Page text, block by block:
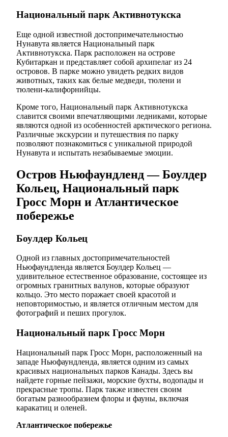
Национальный парк Активнотукска
Еще одной известной достопримечательностью
Нунавута является Национальный парк
Активнотукска. Парк расположен на острове
Кубитаркан и представляет собой архипелаг из 24
островов. В парке можно увидеть редких видов
животных, таких как белые медведи, тюлени и
тюлени-калифорнийцы.
Кроме того, Национальный парк Активнотукска
славится своими впечатляющими ледниками, которые
являются одной из особенностей арктического региона.
Различные экскурсии и путешествия по парку
позволяют познакомиться с уникальной природой
Нунавута и испытать незабываемые эмоции.
Остров Ньюфаундленд — Боулдер
Кольец, Национальный парк
Гросс Морн и Атлантическое
побережье
Боулдер Кольец
Одной из главных достопримечательностей
Ньюфаундленда является Боулдер Кольец —
удивительное естественное образование, состоящее из
огромных гранитных валунов, которые образуют
кольцо. Это место поражает своей красотой и
неповторимостью, и является отличным местом для
фотографий и пеших прогулок.
Национальный парк Гросс Морн
Национальный парк Гросс Морн, расположенный на
западе Ньюфаундленда, является одним из самых
красивых национальных парков Канады. Здесь вы
найдете горные пейзажи, морские бухты, водопады и
прекрасные тропы. Парк также известен своим
богатым разнообразием флоры и фауны, включая
каракатиц и оленей.
Атлантическое побережье